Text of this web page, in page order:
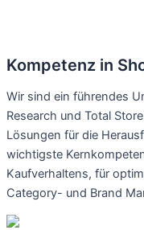
Kompetenz in
Wir sind ein führendes
Research und Total
Lösungen für die
wichtigste
Kaufverhaltens, für
Category- und Brand